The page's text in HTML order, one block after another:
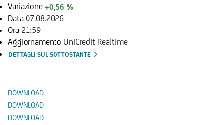
Variazione +0,56 %
Data 07.08.2026
Ora 21:59
Aggiornamento UniCredit Realtime
DETTAGLI SUL SOTTOSTANTE
DOWNLOAD
DOWNLOAD
DOWNLOAD